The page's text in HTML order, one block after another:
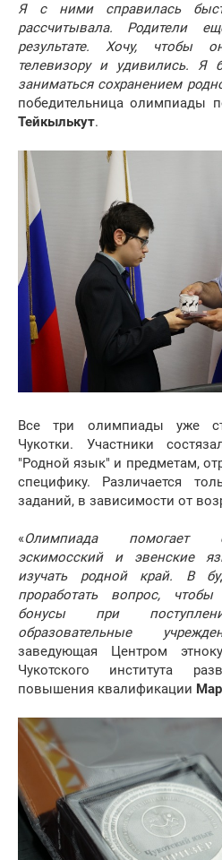
Я с ними справилась
рассчитывала.
результате. Хочу, чтобы
телевизору и удивились.
заниматься сохранением
победительница олимпиады
Тейкылькут.
Все три олимпиады уже
Чукотки. Участники
"Родной язык" и предметам,
специфику. Различается
заданий, в зависимости от
«Олимпиада помогает
эскимосский и эвенские
изучать родной край. В
проработать вопрос,
бонусы при
образовательные
заведующая Центром
Чукотского института
повышения квалификации